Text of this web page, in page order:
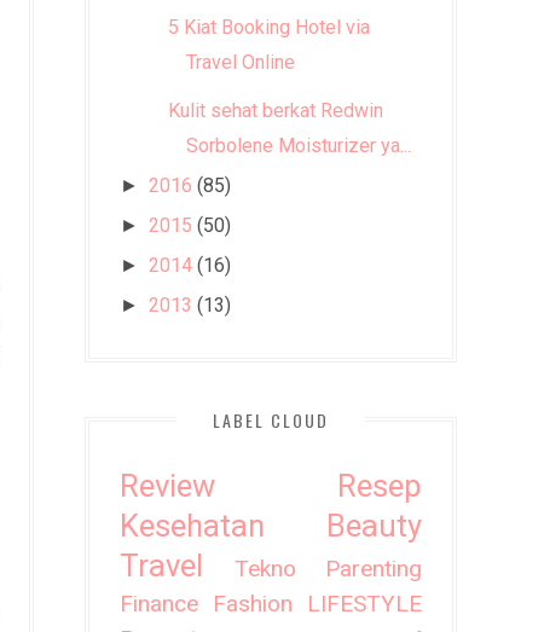
5 Kiat Booking Hotel via
Travel Online
Kulit sehat berkat Redwin
Sorbolene Moisturizer ya...
► 2016 (85)
► 2015 (50)
► 2014 (16)
► 2013 (13)
LABEL CLOUD
Review
Resep
Kesehatan
Beauty
Travel
Tekno
Parenting
Finance
Fashion
LIFESTYLE